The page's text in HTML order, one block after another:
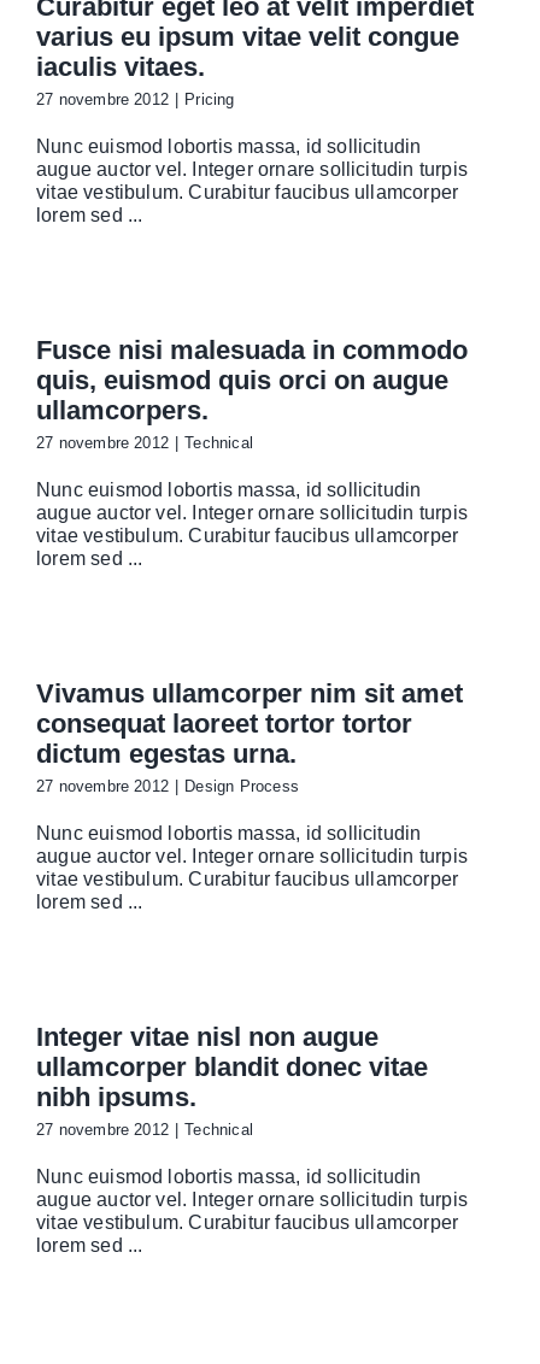
Curabitur eget leo at velit imperdiet
varius eu ipsum vitae velit congue
iaculis vitaes.
27 novembre 2012 Pricing
Nunc euismod lobortis massa, id sollicitudin
augue auctor vel. Integer ornare sollicitudin turpis
vitae vestibulum. Curabitur faucibus ullamcorper
lorem sed ...
Fusce nisi malesuada in commodo
quis, euismod quis orci on augue
ullamcorpers.
27 novembre 2012 Technical
Nunc euismod lobortis massa, id sollicitudin
augue auctor vel. Integer ornare sollicitudin turpis
vitae vestibulum. Curabitur faucibus ullamcorper
lorem sed ...
Vivamus ullamcorper nim sit amet
consequat laoreet tortor tortor
dictum egestas urna.
27 novembre 2012 Design Process
Nunc euismod lobortis massa, id sollicitudin
augue auctor vel. Integer ornare sollicitudin turpis
vitae vestibulum. Curabitur faucibus ullamcorper
lorem sed ...
Integer vitae nisl non augue
ullamcorper blandit donec vitae
nibh ipsums.
27 novembre 2012 Technical
Nunc euismod lobortis massa, id sollicitudin
augue auctor vel. Integer ornare sollicitudin turpis
vitae vestibulum. Curabitur faucibus ullamcorper
lorem sed ...